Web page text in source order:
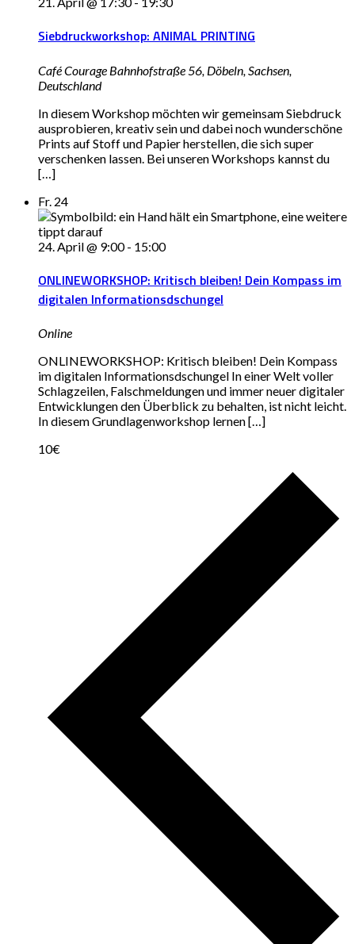
Siebdruckworkshop: ANIMAL PRINTING
Café Courage Bahnhofstraße 56, Döbeln, Sachsen,
Deutschland
In diesem Workshop möchten wir gemeinsam Siebdruck
ausprobieren, kreativ sein und dabei noch wunderschöne
Prints auf Stoff und Papier herstellen, die sich super
verschenken lassen. Bei unseren Workshops kannst du
[…]
Fr. 24
24. April @ 9:00- 15:00
ONLINEWORKSHOP: Kritisch bleiben! Dein Kompass im
digitalen Informationsdschungel
Online
ONLINEWORKSHOP: Kritisch bleiben! Dein Kompass
im digitalen Informationsdschungel In einer Welt voller
Schlagzeilen, Falschmeldungen und immer neuer digitaler
Entwicklungen den Überblick zu behalten, ist nicht leicht.
In diesem Grundlagenworkshop lernen […]
10€